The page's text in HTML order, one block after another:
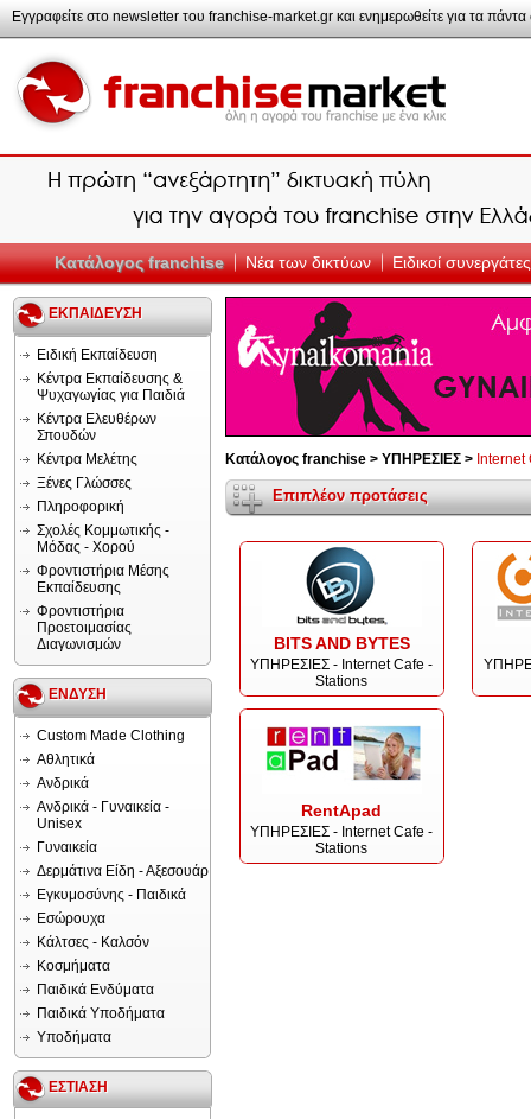
Κατάλογος franchise Νέα των δικτύων Ειδικοί συνεργάτες
ΕΚΠΑΙΔΕΥΣΗ
Ειδική Εκπαίδευση
Κέντρα Εκπαίδευσης &
Ψυχαγωγίας για Παιδιά
Κέντρα Ελευθέρων
Σπουδών
Κέντρα Μελέτης
Ξένες Γλώσσες
Πληροφορική
Σχολές Κομμωτικής -
Μόδας - Χορού
Φροντιστήρια Μέσης
Εκπαίδευσης
Φροντιστήρια
Προετοιμασίας
Διαγωνισμών
ΕΝΔΥΣΗ
Custom Made Clothing
Αθλητικά
Ανδρικά
Ανδρικά - Γυναικεία -
Unisex
Γυναικεία
Δερμάτινα Είδη - Αξεσουάρ
Εγκυμοσύνης - Παιδικά
Εσώρουχα
Κάλτσες - Καλσόν
Κοσμήματα
Παιδικά Ενδύματα
Παιδικά Υποδήματα
Υποδήματα
ΕΣΤΙΑΣΗ
Κατάλογος franchise > ΥΠΗΡΕΣΙΕΣ > Internet
Επιπλέον προτάσεις
BITS AND BYTES
ΥΠΗΡΕΣΙΕΣ - Internet Cafe -
Stations
RentApad
ΥΠΗΡΕΣΙΕΣ - Internet Cafe -
Stations
Εγγραφείτε στο newsletter του franchise-market.gr και ενημερωθείτε για τα πάντα